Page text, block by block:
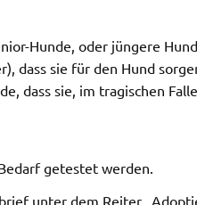
Hunde, oder jüngere
dass sie für den Hund
dass sie, im tragischen
getestet werden.
unter dem Reiter